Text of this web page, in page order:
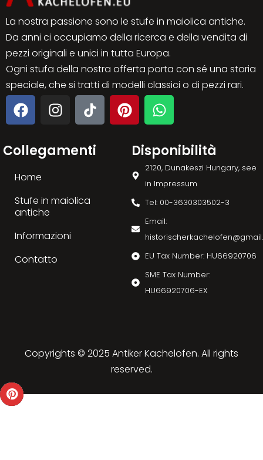
La nostra passione sono le stufe in maiolica antiche.
Da anni ci occupiamo della ricerca e della vendita di
pezzi originali e unici in tutta Europa.
Ogni stufa della nostra offerta porta con sé una storia
speciale, che si tratti di modelli classici o di pezzi rari.
Collegamenti
Home
Stufe in maiolica
antiche
Informazioni
Contatto
Disponibilità
2120, Dunakeszi Hungary, see
in Impressum
Tel: 00-3630303502-3
Email:
EU Tax Number: HU66920706
SME Tax Number:
HU66920706-EX
Copyrights © 2025 Antiker Kachelofen. All rights
reserved.